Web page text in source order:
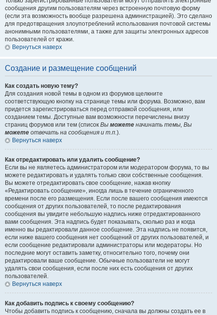
сообщения другим пользователям через встроенную почтовую форму
(если эта возможность вообще разрешена администрацией). Это сделано
для предотвращения злоупотреблений использования почтовой системы
анонимными пользователями, а также для защиты электронных адресов
пользователей от кражи.
Вернуться наверх
Создание и размещение сообщений
Как создать новую тему?
Для создания новой темы в одном из форумов щелкните
соответствующую кнопку на странице темы или форума. Возможно, вам
придется зарегистрироваться перед отправкой сообщения, или
созданием темы. Доступные вам возможности перечислены внизу
страниц форумов или тем (список Вы можете начинать темы, Вы
можете отвечать на сообщения и т.п.).
Вернуться наверх
Как отредактировать или удалить сообщение?
Если вы не являетесь администратором или модератором форума, то вы
можете редактировать и удалять только свои собственные сообщения.
Вы можете отредактировать свое сообщение, нажав кнопку
«Редактировать сообщение», иногда лишь в течение ограниченного
времени после его размещения. Если после вашего сообщения имеются
сообщения от других пользователей, то после редактирования
сообщения вы увидите небольшую надпись ниже отредактированного
вами сообщения. Эта надпись будет показывать, сколько раз и когда
именно вы редактировали данное сообщение. Эта надпись не появится,
если ниже вашего сообщения нет сообщений от других пользователей, и
если сообщение редактировали администраторы или модераторы. Но
последние могут оставить заметку, относительно того, почему они
редактировали ваше сообщение. Обычные пользователи не могут
удалять свои сообщения, если после них есть сообщения от других
пользователей.
Вернуться наверх
Как добавить подпись к своему сообщению?
Чтобы добавить подпись к сообщению, сначала вы должны создать ее в